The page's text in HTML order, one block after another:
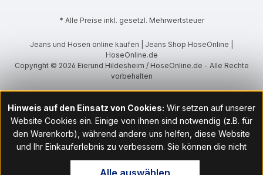
* Alle Preise inkl. gesetzl. Mehrwertsteuer
Jeans und Hosen online kaufen | Jeans Shop HoseOnline |
HoseOnline.de
Copyright © 2026 Eierund Hildesheim / HoseOnline.de - Alle Rechte
vorbehalten
Hinweis auf den Einsatz von Cookies: Wir setzen auf unserer
Website Cookies ein. Einige von ihnen sind notwendig (z.B. für
den Warenkorb), während andere uns helfen, diese Website
und Ihr Einkauferlebnis zu verbessern. Sie können die nicht
notwendigen Cookies mit Klick auf „OK“ akzeptieren oder per
Klick auf "Nur technisch notwendige akzeptieren" ablehnen. Den
Alle auswählen